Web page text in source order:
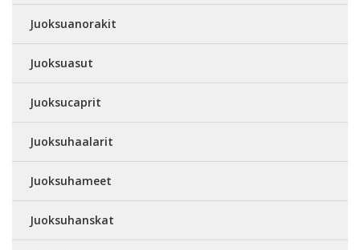
Juoksuanorakit
Juoksuasut
Juoksucaprit
Juoksuhaalarit
Juoksuhameet
Juoksuhanskat